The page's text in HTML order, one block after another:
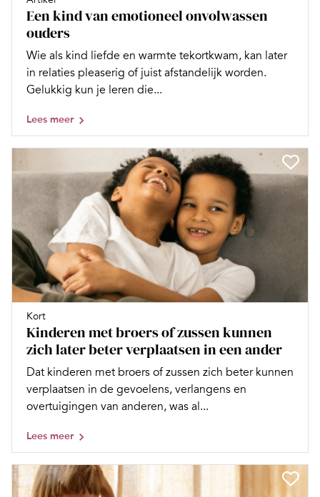
Een kind van emotioneel onvolwassen
ouders
Wie als kind liefde en warmte tekortkwam, kan later
in relaties pleaserig of juist afstandelijk worden.
Gelukkig kun je leren die...
Lees meer
Kort
Kinderen met broers of zussen kunnen
zich later beter verplaatsen in een ander
Dat kinderen met broers of zussen zich beter kunnen
verplaatsen in de gevoelens, verlangens en
overtuigingen van anderen, was al...
Lees meer